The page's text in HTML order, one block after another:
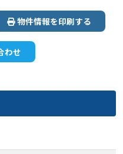
物件情報を印刷する
わせ